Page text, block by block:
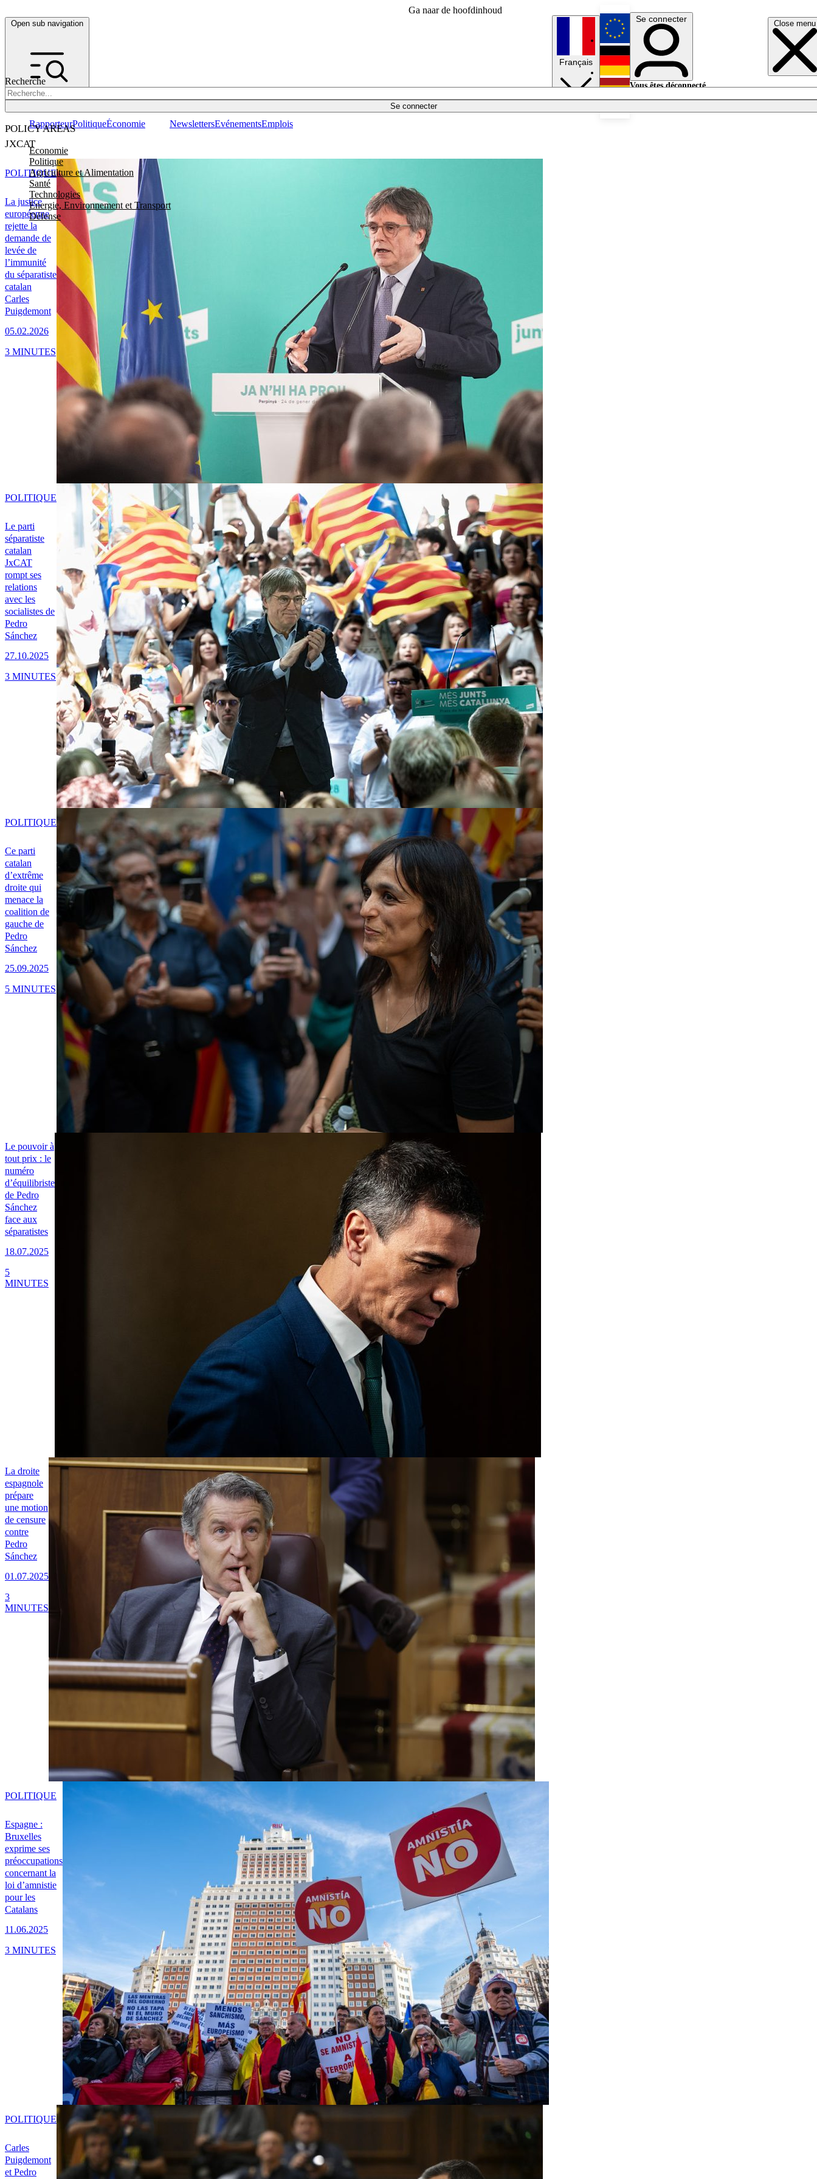
Ga naar de hoofdinhoud
Open sub navigation Close menu
Recherche
Se connecter
POLICY AREAS
Economie
Politique
Agriculture et Alimentation
Santé
Technologies
Energie, Environnement et Transport
Défense
RapporteurPolitiqueÉconomie NewslettersEvénementsEmplois
Français
English
Deutsch
Se connecter
Vous êtes déconnecté.
JXCAT
La justice
européenne
rejette la
demande de
levée de
l’immunité
du séparatiste
catalan
Carles
Puigdemont
05.02.2026
POLITIQUE
3 MINUTES
Le parti
séparatiste
catalan
JxCAT
rompt ses
relations
avec les
socialistes de
Pedro
Sánchez
27.10.2025
POLITIQUE
3 MINUTES
Ce parti
catalan
d’extrême
droite qui
menace la
coalition de
gauche de
Pedro
Sánchez
25.09.2025
POLITIQUE
5 MINUTES
Le pouvoir à
tout prix : le
numéro
d’équilibriste
de Pedro
Sánchez
face aux
séparatistes
18.07.2025
5
MINUTES
La droite
espagnole
prépare
une motion
de censure
contre
Pedro
Sánchez
01.07.2025
3
MINUTES
Espagne :
Bruxelles
exprime ses
préoccupations
concernant la
loi d’amnistie
pour les
Catalans
11.06.2025
POLITIQUE
3 MINUTES
Carles
Puigdemont
et Pedro
POLITIQUE